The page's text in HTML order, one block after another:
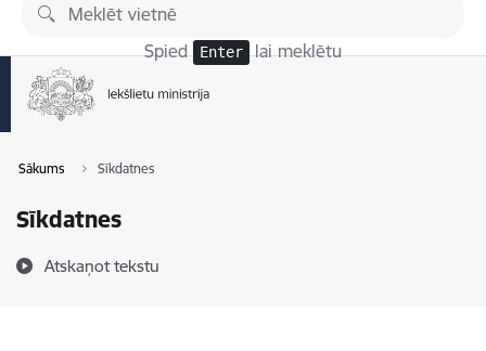
Pāriet uz lapas saturu
Spied Enter lai meklētu
Sākums Sīkdatnes
Sīkdatnes
Atskaņot tekstu